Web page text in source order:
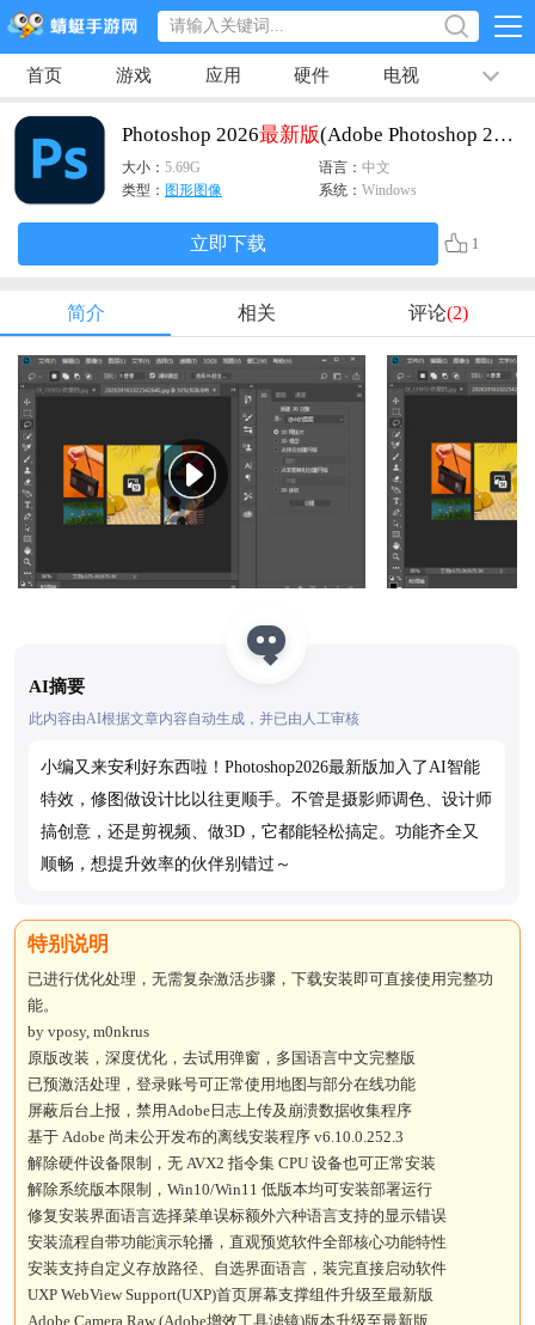
首页 游戏 应用 硬件 电视 排行榜
专题
Photoshop 2026最新版(Adobe Photoshop 2026)
大小： 5.69G 语言： 中文
类型： 图形图像 系统： Windows
立即下载 1
简介 相关 评论(2)
AI摘要
此内容由AI根据文章内容自动生成，并已由人工审核
小编又来安利好东西啦！Photoshop2026最新版加入了AI智能
特效，修图做设计比以往更顺手。不管是摄影师调色、设计师
搞创意，还是剪视频、做3D，它都能轻松搞定。功能齐全又
顺畅，想提升效率的伙伴别错过～
已进行优化处理，无需复杂激活步骤，下载安装即可直接使用完整功
能。
by vposy, m0nkrus
原版改装，深度优化，去试用弹窗，多国语言中文完整版
已预激活处理，登录账号可正常使用地图与部分在线功能
屏蔽后台上报，禁用Adobe日志上传及崩溃数据收集程序
基于 Adobe 尚未公开发布的离线安装程序 v6.10.0.252.3
解除硬件设备限制，无 AVX2 指令集 CPU 设备也可正常安装
解除系统版本限制，Win10/Win11 低版本均可安装部署运行
修复安装界面语言选择菜单误标额外六种语言支持的显示错误
安装流程自带功能演示轮播，直观预览软件全部核心功能特性
安装支持自定义存放路径、自选界面语言，装完直接启动软件
UXP WebView Support(UXP)首页屏幕支撑组件升级至最新版
Adobe Camera Raw (Adobe增效工具滤镜)版本升级至最新版